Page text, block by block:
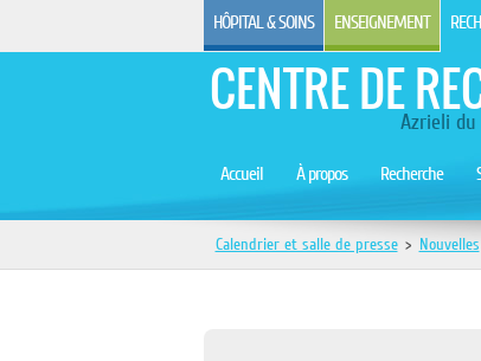
HÔPITAL & SOINS ENSEIGNEMENT
CENTRE DEAzrieli du
Accueil À propos Recherche
Calendrier et salle de presse > Nouvelles